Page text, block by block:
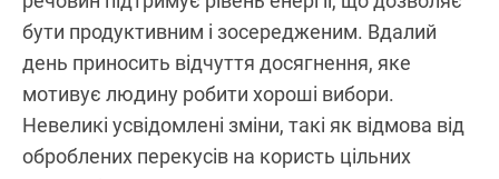
бути продуктивним і зосередженим. Вдалий
день приносить відчуття досягнення, яке
мотивує людину робити хороші вибори.
Невеликі усвідомлені зміни, такі як відмова від
оброблених перекусів на користь цільних